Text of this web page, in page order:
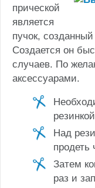
прической
является
пучок,
Создается он
случаев. По
аксессуарами.
Над
продеть
Затем
раз и